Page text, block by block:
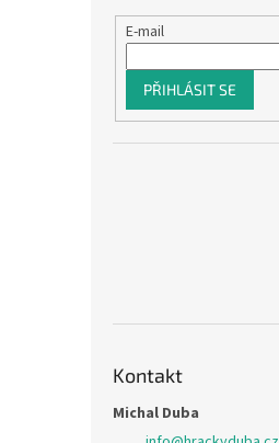
E-mail
PŘIHLÁSIT SE
Kontakt
Michal Duba